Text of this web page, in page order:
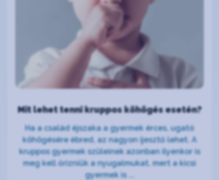
Mit lehet tenni kruppos köhögés esetén?
Ha a család éjszaka a gyermek érces, ugató
köhögésére ébred, az nagyon ijesztő lehet. A
kruppos gyermek szüleinek azonban ilyenkor is
meg kell őrizniük a nyugalmukat, mert a kicsi
gyermek is ...